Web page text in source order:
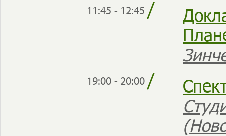
11:45 - 12:45 /
19:00 - 20:00/